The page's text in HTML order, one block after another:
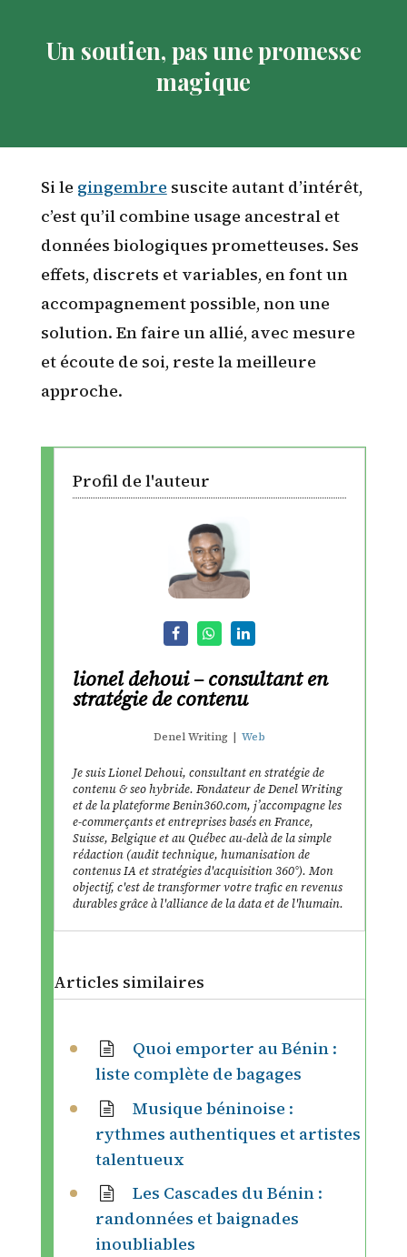
Un soutien, pas une promesse
magique
Si le gingembre suscite autant d’intérêt,
c’est qu’il combine usage ancestral et
données biologiques prometteuses. Ses
effets, discrets et variables, en font un
accompagnement possible, non une
solution. En faire un allié, avec mesure
et écoute de soi, reste la meilleure
approche.
Profil de l'auteur
lionel dehoui – consultant en
stratégie de contenu
Denel Writing | Web
Je suis Lionel Dehoui, consultant en stratégie de
contenu & seo hybride. Fondateur de Denel Writing
et de la plateforme Benin360.com, j’accompagne les
e-commerçants et entreprises basés en France,
Suisse, Belgique et au Québec au-delà de la simple
rédaction (audit technique, humanisation de
contenus IA et stratégies d'acquisition 360°). Mon
objectif, c'est de transformer votre trafic en revenus
durables grâce à l'alliance de la data et de l'humain.
Articles similaires
Quoi emporter au Bénin :
liste complète de bagages
Musique béninoise :
rythmes authentiques et artistes
talentueux
Les Cascades du Bénin :
randonnées et baignades
inoubliables